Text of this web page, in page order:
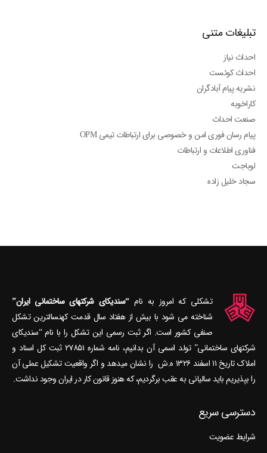
تبلیغات متنی
احداث نیاز
احداث کوئست
نشریه پیام آبادگران
کاراخوبه
صنعت احداث
پیام رسان فوری امن و خصوصی برای ارتباطات تیمی OPM
فناوری اطلاعات و ارتباطات
لوباجت
سجاد خلیل زاده
تشکلی که امروز به نام“سندیکای شرکتهای ساختمانی ایران”
شناخته می‎ شود با بیش از هفتاد سال قدمت کهنسال‎ترین تشکل
صنفی کشور است. اگر ثبت رسمی این تشکل را با نام “سندیکای
شرکتهای ساختمانی” تولد اسمی آن بدانیم، نامه شماره ۲۷۸۵۱ ثبت کل اسناد و
املاک تاریخ ۱۱ اسفند ۱۳۲۶ ه.ش را نشان می‎دهد و اگر واقعیت تشکیل عملی آن
را بپذیریم باید سالیانی به عقب برگردیم، که هنوز قانون کار در ایران وجود نداشت.
دسترسی سریع
شرایط عضویت